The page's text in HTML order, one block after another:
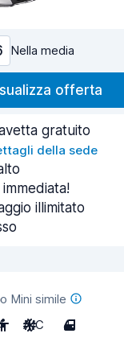
Nella media
offerta
gratuito
della sede
illimitato
o Mini simile
A/C 4